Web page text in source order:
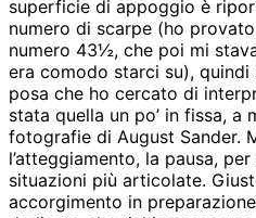
superficie di appoggio è
numero di scarpe (ho
numero 43½, che poi mi
era comodo starci su),
posa che ho cercato di
stata quella un po’ in fissa, a
fotografie di August Sander.
l’atteggiamento, la pausa,
situazioni più articolate.
accorgimento in